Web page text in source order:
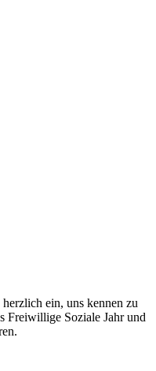
ein, uns kennen zu
Freiwillige Soziale Jahr und